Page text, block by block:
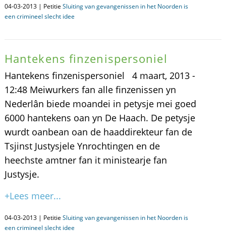
04-03-2013 | Petitie Sluiting van gevangenissen in het Noorden is
een crimineel slecht idee
Hantekens finzenispersoniel
Hantekens finzenispersoniel 4 maart, 2013 -
12:48 Meiwurkers fan alle finzenissen yn
Nederlân biede moandei in petysje mei goed
6000 hantekens oan yn De Haach. De petysje
wurdt oanbean oan de haaddirekteur fan de
Tsjinst Justysjele Ynrochtingen en de
heechste amtner fan it ministearje fan
Justysje.
+Lees meer...
04-03-2013 | Petitie Sluiting van gevangenissen in het Noorden is
een crimineel slecht idee